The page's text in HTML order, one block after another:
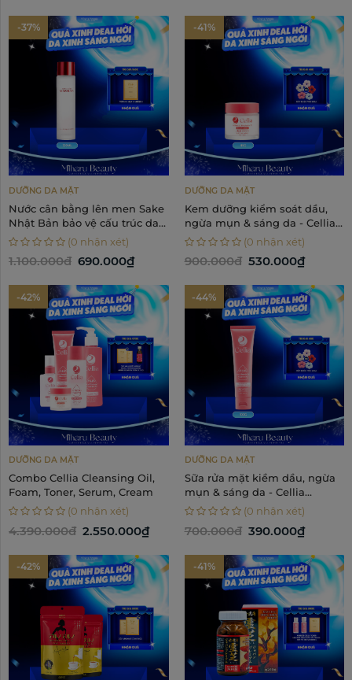
-37%
DƯỠNG DA MẶT
Nước cân bằng lên men Sake
Nhật Bản bảo vệ cấu trúc da -
Motemote Marilyn
Extracharge Morelift Lotion
120ml
(0 nhận xét)
1.100.000đ 690.000₫
-41%
DƯỠNG DA MẶT
Kem dưỡng kiểm soát dầu,
ngừa mụn & sáng da - Cellia
Bright Cream 45g(0 nhận xét)
900.000đ 530.000₫
-42%
DƯỠNG DA MẶT
Combo Cellia Cleansing Oil,
Foam, Toner, Serum, Cream
(0 nhận xét)
4.390.000đ 2.550.000₫
-44%
DƯỠNG DA MẶT
Sữa rửa mặt kiềm dầu, ngừa
mụn & sáng da - Cellia
Moistskin Cleansing Foam
(0 nhận xét)
700.000đ 390.000₫
-42% -41%